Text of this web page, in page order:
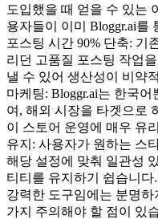
도입했을 때 얻을 수 있는
용자들이 이미 Bloggr.ai를
포스팅 시간 90% 단축: 기
리던 고품질 포스팅 작업
낼 수 있어 생산성이 비약
마케팅: Bloggr.ai는 한국
여, 해외 시장을 타겟으로
이 스토어 운영에 매우 유
유지: 사용자가 원하는 스
해당 설정에 맞춰 일관성
티티를 유지하기 쉽습니다
강력한 도구임에는 분명
가지 주의해야 할 점이 있